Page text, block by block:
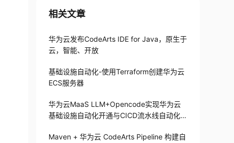
IaC）脚本和自动化部署流水线。
相关文章
华为云发布CodeArts IDE for Java，原生于
云，智能、开放
基础设施自动化-使用Terraform创建华为云
ECS服务器
华为云MaaS LLM+Opencode实现华为云
基础设施自动化开通与CICD流水线自动化构
Maven + 华为云 CodeArts Pipeline 构建自